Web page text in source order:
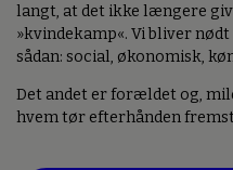
langt, at det ikke længere
»kvindekamp«. Vi bliver
sådan: social, økonomisk,
Det andet er forældet og,
hvem tør efterhånden